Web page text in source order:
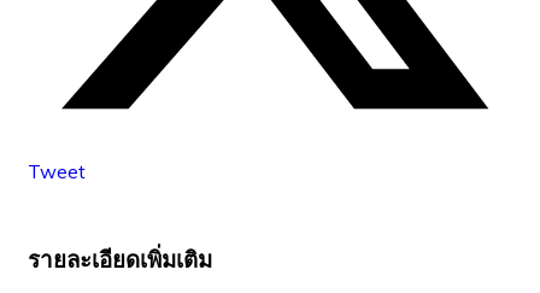
Tweet
รายละเอียดเพิ่มเติม